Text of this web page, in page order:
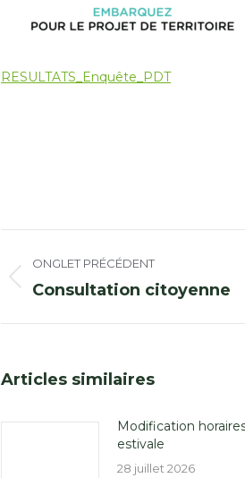
RESULTATS_Enquête_PDT
de
commentaire
ONGLET PRÉCÉDENT
Onglet
Consultation citoyenne
Articles similaires
Modification
estivale
28 juillet 2026